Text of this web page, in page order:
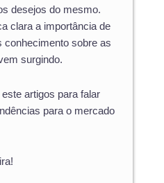
desejos do mesmo.
clara a importância de
conhecimento sobre as
surgindo.
artigos para falar
para o mercado